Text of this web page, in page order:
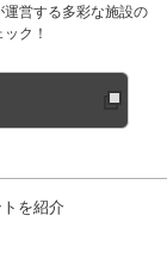
運営する多彩な施設の
ク！
を紹介